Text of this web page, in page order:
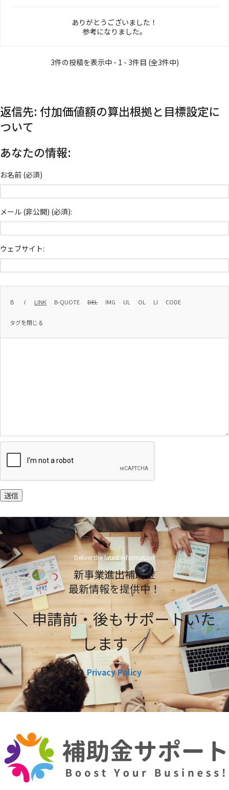
ありがとうございました！
参考になりました。
3件の投稿を表示中 - 1 - 3件目 (全3件中)
返信先: 付加価値額の算出根拠と目標設定に
ついて
あなたの情報:
お名前 (必須)
メール (非公開) (必須):
ウェブサイト:
送信
Deliver the latest information
新事業進出補助金
最新情報を提供中！
＼ 申請前・後もサポートいた
します ／
Privacy Policy